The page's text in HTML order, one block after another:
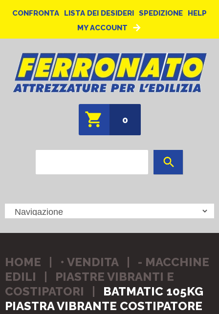
CONFRONTA LISTA DEI DESIDERI SPEDIZIONE
HELP
MY ACCOUNT
0
HOME • VENDITA
- MACCHINE
EDILI
PIASTRE VIBRANTI E
COSTIPATORI
BATMATIC 105KG
PIASTRA VIBRANTE COSTIPATORE